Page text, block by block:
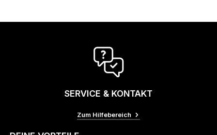
SERVICE & KONTAKT
Zum Hilfebereich